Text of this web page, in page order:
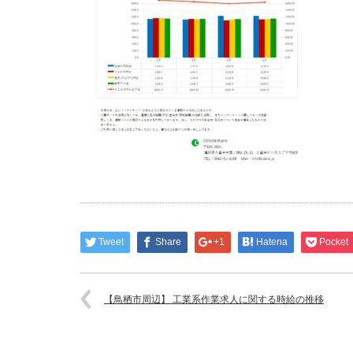
Tweet Share +1 Hatena Pocket
【鳥栖市周辺】 工業系作業求人に関する時給の推移